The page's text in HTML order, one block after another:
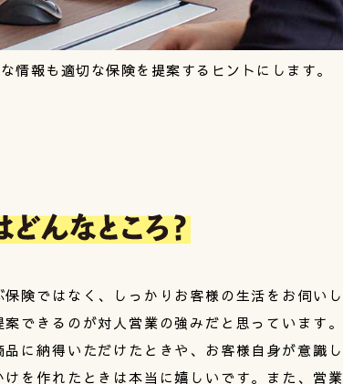
情報も適切な保険を提案するヒントにします。
険ではなく、しっかりお客様の生活をお伺いし
できるのが対人営業の強みだと思っています。
に納得いただけたときや、お客様自身が意識し
を作れたときは本当に嬉しいです。また、営業